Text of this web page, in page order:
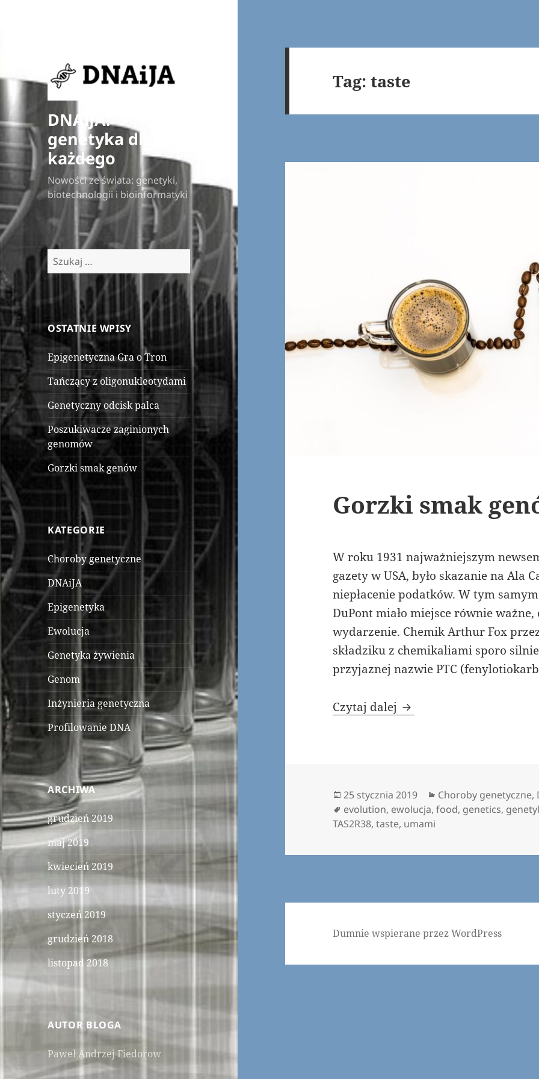
DNAiJA:
genetyka dla
każdego
Nowości ze świata: genetyki,
biotechnologii i bioinformatyki
Szukaj:
OSTATNIE WPISY
Epigenetyczna Gra o Tron
Tańczący z oligonukleotydami
Genetyczny odcisk palca
Poszukiwacze zaginionych
genomów
Gorzki smak genów
KATEGORIE
Choroby genetyczne
DNAiJA
Epigenetyka
Ewolucja
Genetyka żywienia
Genom
Inżynieria genetyczna
Profilowanie DNA
ARCHIWA
grudzień 2019
maj 2019
kwiecień 2019
luty 2019
styczeń 2019
grudzień 2018
listopad 2018
AUTOR BLOGA
Paweł Andrzej Fiedorow
Tag:taste
Gorzki smak
W roku 1931 najważniejszym
gazety w USA, było skazanie na Ala
niepłacenie podatków. W tym
DuPont miało miejsce równie ważne,
wydarzenie. Chemik Arthur Fox
składziku z chemikaliami sporo
przyjaznej nazwie PTC
Czytaj dalej Gorzki smak genów
Data
publikacji
25 stycznia 2019 Kategorie
Choroby genetyczne,
Tagi
evolution, ewolucja,food, genetics,
TAS2R38,taste, umami
Dumnie wspierane przez WordPress